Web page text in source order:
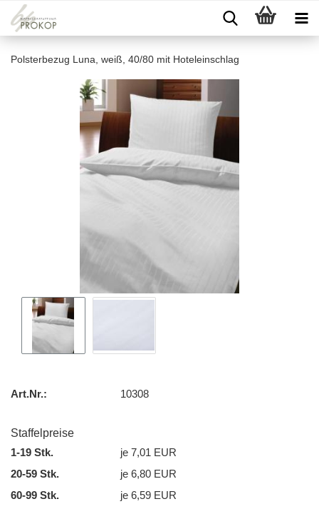
Polsterbezug Luna, weiß, 40/80 mit Hoteleinschlag
Art.Nr.: 10308
Staffelpreise
1-19 Stk.
je 7,01 EUR
20-59 Stk.
je 6,80 EUR
60-99 Stk.
je 6,59 EUR